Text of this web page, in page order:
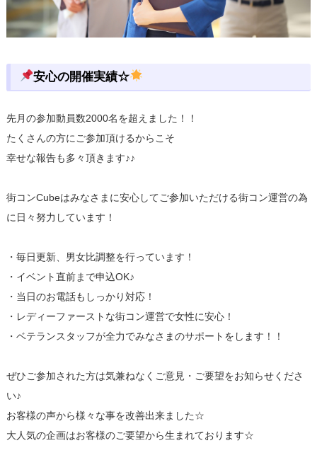
安心の開催実績☆
先月の参加動員数2000名を超えました！！
たくさんの方にご参加頂けるからこそ
幸せな報告も多々頂きます♪♪
街コンCubeはみなさまに安心してご参加いただける街コン運営の為
に日々努力しています！
・毎日更新、男女比調整を行っています！
・イベント直前まで申込OK♪
・当日のお電話もしっかり対応！
・レディーファーストな街コン運営で女性に安心！
・ベテランスタッフが全力でみなさまのサポートをします！！
ぜひご参加された方は気兼ねなくご意見・ご要望をお知らせくださ
い♪
お客様の声から様々な事を改善出来ました☆
大人気の企画はお客様のご要望から生まれております☆